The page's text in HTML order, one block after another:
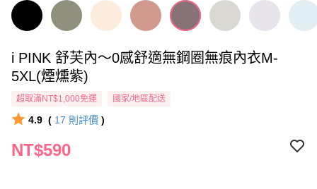
i PINK 舒芙內～0感舒適無鋼圈無痕內衣M-
5XL(煙燻紫)
超取滿NT$1,000免運 國家/地區配送
4.9 ( 17 則評價 )
NT$590